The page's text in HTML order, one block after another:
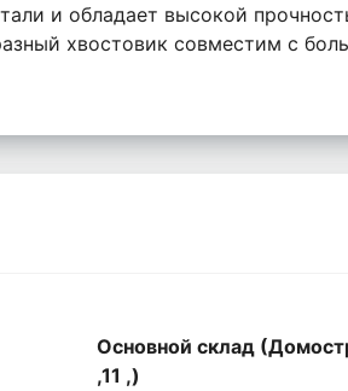
и обладает высокой
хвостовик совместим с
Основной склад
,11 ,)